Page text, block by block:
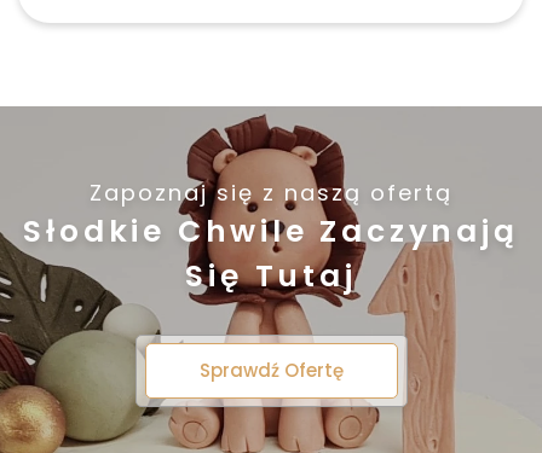
Zapoznaj się z naszą ofertą
Słodkie Chwile Zaczynają
Się Tutaj
Sprawdź Ofertę